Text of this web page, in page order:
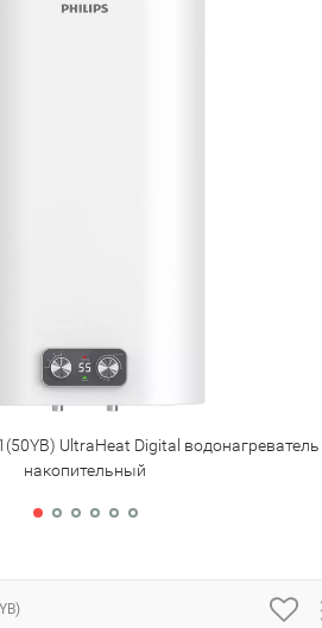
UltraHeat Digital водонагреватель
накопительный